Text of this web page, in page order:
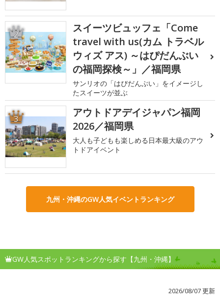
2
スイーツビュッフェ「Come
travel with us(カム トラベル
ウィズ アス) ～はぴだんぶい
の福岡探検～」／福岡県
サンリオの「はぴだんぶい」をイメージし
たスイーツが並ぶ
3
アウトドアデイジャパン福岡
2026／福岡県
大人も子どもも楽しめる日本最大級のアウ
トドアイベント
九州・沖縄のGW人気イベントランキング
GW人気スポットランキングから探す【九州・沖縄】
2026/08/07 更新